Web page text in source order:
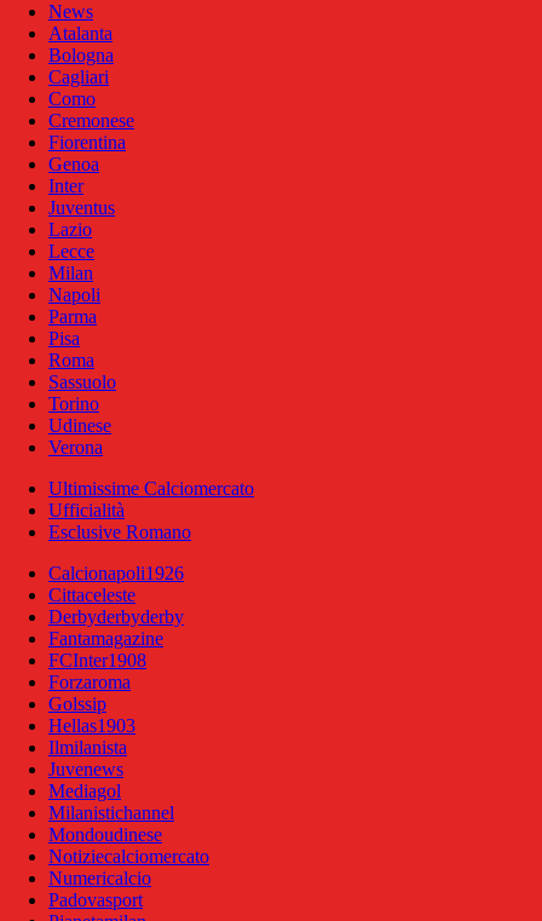
News
Atalanta
Bologna
Cagliari
Como
Cremonese
Fiorentina
Genoa
Inter
Juventus
Lazio
Lecce
Milan
Napoli
Parma
Pisa
Roma
Sassuolo
Torino
Udinese
Verona
Ultimissime Calciomercato
Ufficialità
Esclusive Romano
Calcionapoli1926
Cittaceleste
Derbyderbyderby
Fantamagazine
FCInter1908
Forzaroma
Golssip
Hellas1903
Ilmilanista
Juvenews
Mediagol
Milanistichannel
Mondoudinese
Notiziecalciomercato
Numericalcio
Padovasport